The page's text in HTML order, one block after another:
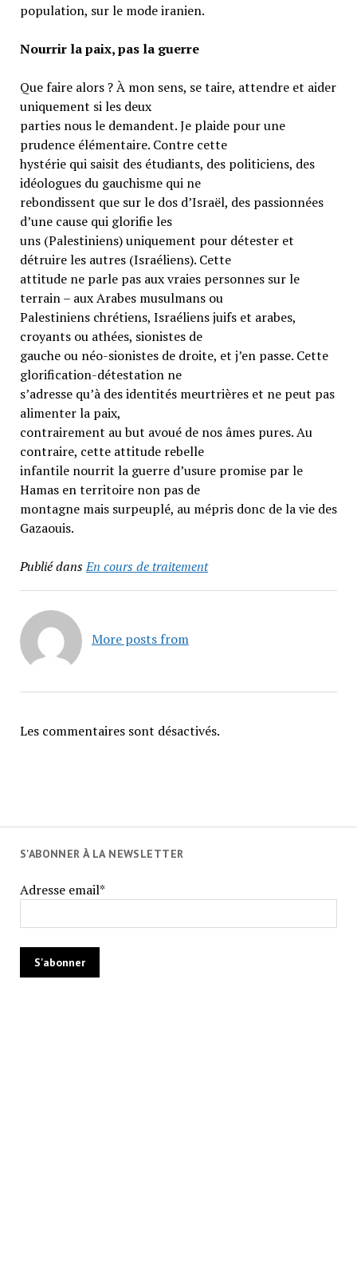
population, sur le mode iranien.
Nourrir la paix, pas la guerre
Que faire alors ? À mon sens, se taire, attendre et aider
uniquement si les deux
parties nous le demandent. Je plaide pour une
prudence élémentaire. Contre cette
hystérie qui saisit des étudiants, des politiciens, des
idéologues du gauchisme qui ne
rebondissent que sur le dos d’Israël, des passionnées
d’une cause qui glorifie les
uns (Palestiniens) uniquement pour détester et
détruire les autres (Israéliens). Cette
attitude ne parle pas aux vraies personnes sur le
terrain – aux Arabes musulmans ou
Palestiniens chrétiens, Israéliens juifs et arabes,
croyants ou athées, sionistes de
gauche ou néo-sionistes de droite, et j’en passe. Cette
glorification-détestation ne
s’adresse qu’à des identités meurtrières et ne peut pas
alimenter la paix,
contrairement au but avoué de nos âmes pures. Au
contraire, cette attitude rebelle
infantile nourrit la guerre d’usure promise par le
Hamas en territoire non pas de
montagne mais surpeuplé, au mépris donc de la vie des
Gazaouis.
Publié dansEn cours de traitement
More posts from
Les commentaires sont désactivés.
S'ABONNER À LA NEWSLETTER
Adresse email*